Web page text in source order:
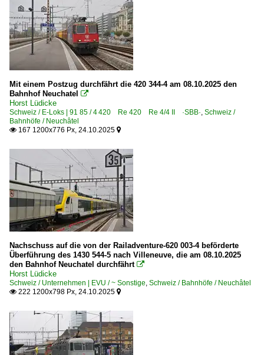
Mit einem Postzug durchfährt die 420 344-4 am 08.10.2025 den
Bahnhof Neuchatel

Horst Lüdicke
Schweiz / E-Loks | 91 85 / 4 420 Re 420 Re 4/4 II ·SBB·, Schweiz /
Bahnhöfe / Neuchâtel
 167 1200x776 Px, 24.10.2025 
Nachschuss auf die von der Railadventure-620 003-4 beförderte
Überführung des 1430 544-5 nach Villeneuve, die am 08.10.2025
den Bahnhof Neuchatel durchfährt 
Horst Lüdicke
Schweiz / Unternehmen | EVU / ~ Sonstige, Schweiz / Bahnhöfe / Neuchâtel
 222 1200x798 Px, 24.10.2025 